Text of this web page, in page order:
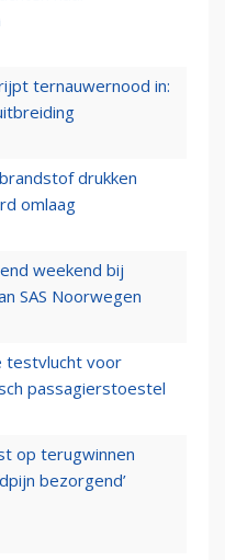
ternauwernood in:
drukken
omlaag
weekend bij
SAS Noorwegen
testvlucht voor
passagierstoestel
op terugwinnen
bezorgend’